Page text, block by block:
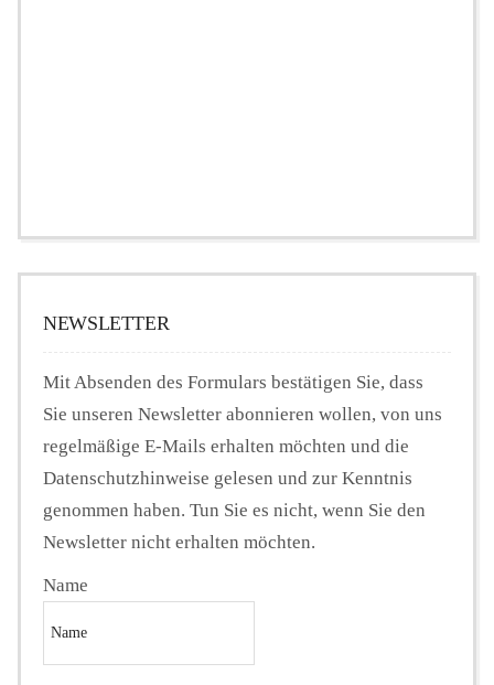
NEWSLETTER
Mit Absenden des Formulars bestätigen Sie, dass
Sie unseren Newsletter abonnieren wollen, von uns
regelmäßige E-Mails erhalten möchten und die
Datenschutzhinweise gelesen und zur Kenntnis
genommen haben. Tun Sie es nicht, wenn Sie den
Newsletter nicht erhalten möchten.
Name